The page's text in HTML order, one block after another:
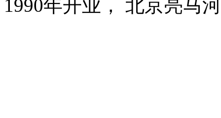
1990年开业， 北京亮